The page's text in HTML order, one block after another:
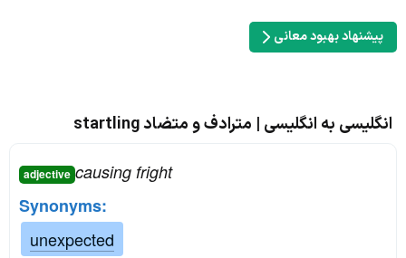
پیشنهاد بهبود معانی
انگلیسی به انگلیسی | مترادف و متضاد startling
adjective causing fright
Synonyms:
unexpected